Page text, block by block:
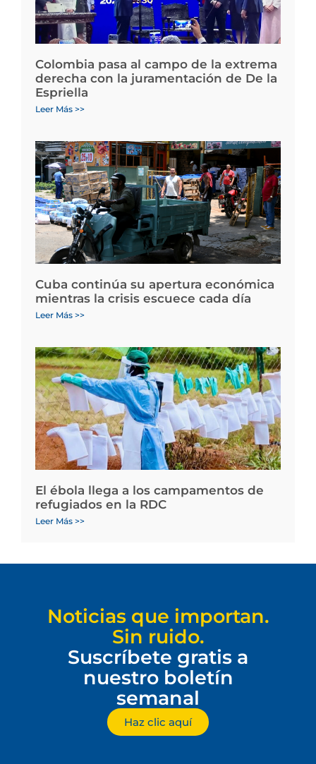
Colombia pasa al campo de la extrema
derecha con la juramentación de De la
Espriella
Leer Más >>
Cuba continúa su apertura económica
mientras la crisis escuece cada día
Leer Más >>
El ébola llega a los campamentos de
refugiados en la RDC
Leer Más >>
Noticias que importan.
Sin ruido.
Suscríbete gratis a
nuestro boletín
semanal
Haz clic aquí